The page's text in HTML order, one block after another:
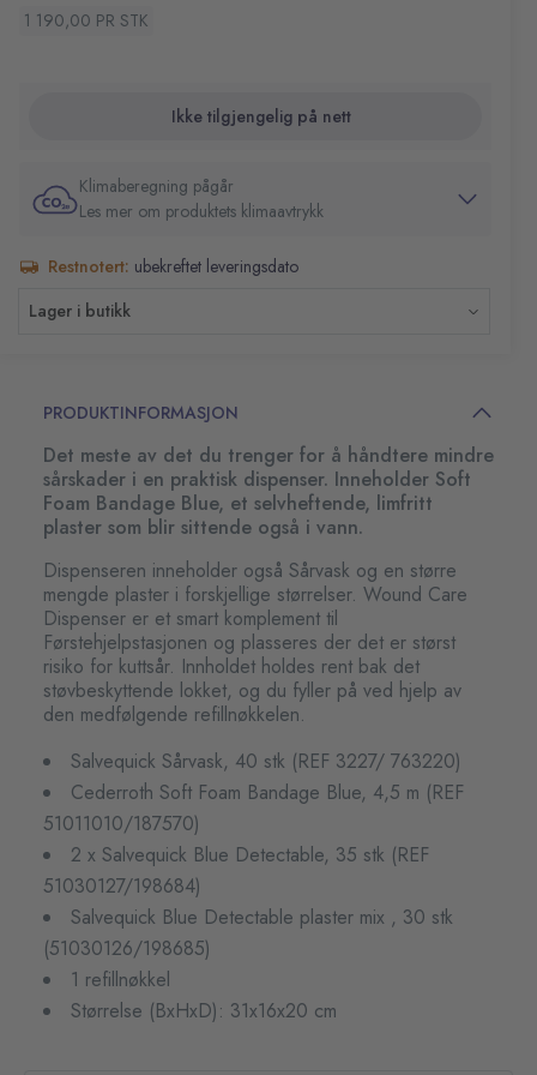
(51030126/198685)
1 190,00 PR STK
Ikke tilgjengelig på nett
Klimaberegning pågår
Les mer om produktets klimaavtrykk
Restnotert: ubekreftet leveringsdato
Lager i butikk
PRODUKTINFORMASJON
Det meste av det du trenger for å håndtere mindre
sårskader i en praktisk dispenser. Inneholder Soft
Foam Bandage Blue, et selvheftende, limfritt
plaster som blir sittende også i vann.
Dispenseren inneholder også Sårvask og en større
mengde plaster i forskjellige størrelser. Wound Care
Dispenser er et smart komplement til
Førstehjelpstasjonen og plasseres der det er størst
risiko for kuttsår. Innholdet holdes rent bak det
støvbeskyttende lokket, og du fyller på ved hjelp av
den medfølgende refillnøkkelen.
Salvequick Sårvask, 40 stk (REF 3227/ 763220)
Cederroth Soft Foam Bandage Blue, 4,5 m (REF
51011010/187570)
2 x Salvequick Blue Detectable, 35 stk (REF
51030127/198684)
Salvequick Blue Detectable plaster mix , 30 stk
(51030126/198685)
1 refillnøkkel
Størrelse (BxHxD): 31x16x20 cm